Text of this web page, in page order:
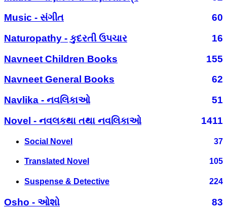
Music - સંગીત
60
Naturopathy - કુદરતી ઉપચાર
16
Navneet Children Books
155
Navneet General Books
62
Navlika - નવલિકાઓ
51
Novel - નવલકથા તથા નવલિકાઓ
1411
Social Novel 37
Translated Novel 105
Suspense & Detective 224
Osho - ઓશો
83